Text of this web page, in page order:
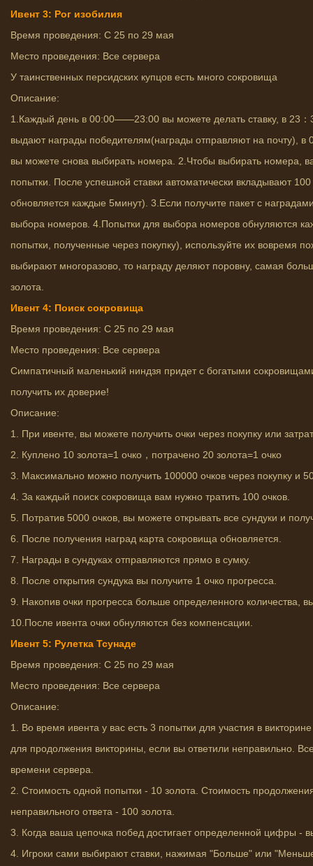
Ивент 3: Рог изобилия
Время проведения: С 25 по 29 мая
Место проведения: Все сервера
У таинственных персидских купцов есть много сокровища
Описание:
1.Каждый день в 00:00——23:00 вы можете делать ставку, в 23：
выдают награды победителям(награды отправляют на почту), в
вы можете снова выбирать номера. 2.Чтобы выбирать номера,
попытки. После успешной ставки автоматически вкладывают
обновляется каждые 5минут). 3.Если получите пакет с
выбора номеров. 4.Попытки для выбора номеров обнуляются
попытки, полученные через покупку), используйте их вовремя
выбирают многоразово, то награду деляют поровну, самая
золота.
Ивент 4: Поиск сокровища
Время проведения: С 25 по 29 мая
Место проведения: Все сервера
Симпатичный маленький ниндзя придет с богатыми
получить их доверие!
Описание:
1. При ивенте, вы можете получить очки через покупку или
2. Куплено 10 золота=1 очко，потрачено 20 золота=1 очко
3. Максимально можно получить 100000 очков через покупку и
4. За каждый поиск сокровища вам нужно тратить 100 очков.
5. Потратив 5000 очков, вы можете открывать все сундуки и
6. После получения наград карта сокровища обновляется.
7. Награды в сундуках отправляются прямо в сумку.
8. После открытия сундука вы получите 1 очко прогресса.
9. Накопив очки прогресса больше определенного количества,
10.После ивента очки обнуляются без компенсации.
Ивент 5: Рулетка Тсунаде
Время проведения: С 25 по 29 мая
Место проведения: Все сервера
Описание:
1. Во время ивента у вас есть 3 попытки для участия в
для продолжения викторины, если вы ответили неправильно.
времени сервера.
2. Стоимость одной попытки - 10 золота. Стоимость
неправильного ответа - 100 золота.
3. Когда ваша цепочка побед достигает определенной цифры -
4. Игроки сами выбирают ставки, нажимая "Больше" или